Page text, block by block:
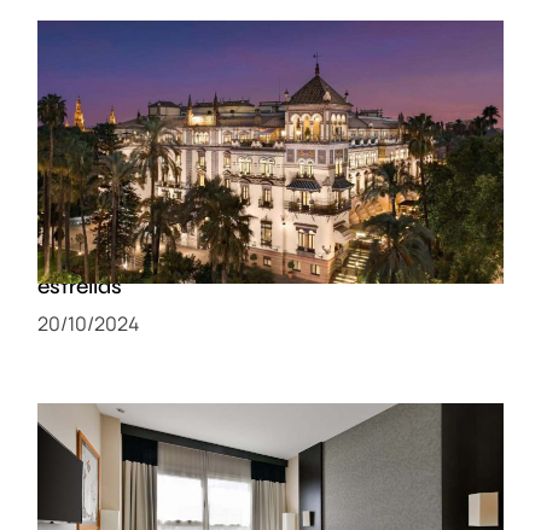
Alojamiento de lujo en Sevilla: cinco
recomendaciones de hoteles de cinco
estrellas
20/10/2024